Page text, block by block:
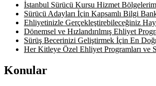
İstanbul Sürücü Kursu Hizmet
Sürücü Adayları İçin Kapsamlı Bilgi
Ehliyetinizle Gerçekleştirebileceğiniz
Dönemsel ve Hızlandırılmış Ehliyet
Sürüş Becerinizi Geliştirmek İçin En
Her Kitleye Özel Ehliyet Programları ve
Konular